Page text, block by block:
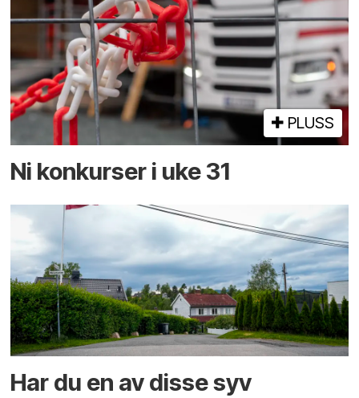
PLUSS
Ni konkurser i uke 31
Har du en av disse syv